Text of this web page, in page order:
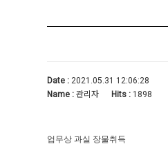
Date :2021.05.31 12:06:28
Name :관리자 Hits :1898
업무상 과실 장물취득